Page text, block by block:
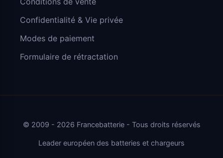
Confidentialité & Vie privée
Modes de paiement
Formulaire de rétractation
© 2009 - 2026 Francebatterie - Tous droits réservés
Leader européen des batteries et chargeurs